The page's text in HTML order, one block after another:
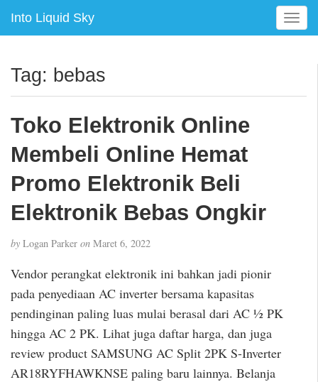
Into Liquid Sky
T
o
e
Tag: bebas
Toko Elektronik Online
Membeli Online Hemat
Promo Elektronik Beli
Elektronik Bebas Ongkir
by Logan Parker on Maret 6, 2022
Vendor perangkat elektronik ini bahkan jadi pionir
pada penyediaan AC inverter bersama kapasitas
pendinginan paling luas mulai berasal dari AC ½ PK
hingga AC 2 PK. Lihat juga daftar harga, dan juga
review product SAMSUNG AC Split 2PK S-Inverter
AR18RYFHAWKNSE paling baru lainnya. Belanja